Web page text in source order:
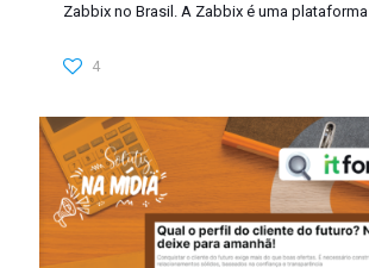
Zabbix no Brasil. A Zabbix é uma plataforma
4